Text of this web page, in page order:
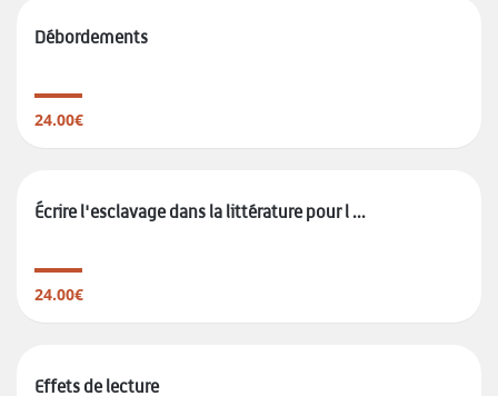
Débordements
24.00€
Écrire l'esclavage dans la littérature pour l ...
24.00€
Effets de lecture